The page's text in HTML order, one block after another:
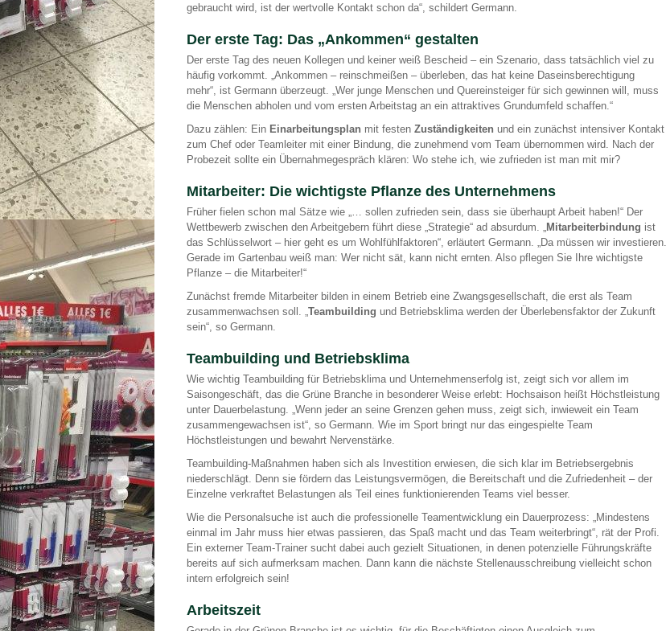
gebraucht wird, ist der wertvolle Kontakt schon da“, schildert Germann.
Der erste Tag: Das „Ankommen“ gestalten
Der erste Tag des neuen Kollegen und keiner weiß Bescheid – ein Szenario, dass tatsächlich viel zu
häufig vorkommt. „Ankommen – reinschmeißen – überleben, das hat keine Daseinsberechtigung
mehr“, ist Germann überzeugt. „Wer junge Menschen und Quereinsteiger für sich gewinnen will, muss
die Menschen abholen und vom ersten Arbeitstag an ein attraktives Grundumfeld schaffen.“
Dazu zählen: Ein Einarbeitungsplan mit festen Zuständigkeiten und ein zunächst intensiver Kontakt
zum Chef oder Teamleiter mit einer Bindung, die zunehmend vom Team übernommen wird. Nach der
Probezeit sollte ein Übernahmegespräch klären: Wo stehe ich, wie zufrieden ist man mit mir?
Mitarbeiter: Die wichtigste Pflanze des Unternehmens
Früher fielen schon mal Sätze wie „… sollen zufrieden sein, dass sie überhaupt Arbeit haben!“ Der
Wettbewerb zwischen den Arbeitgebern führt diese „Strategie“ ad absurdum. „
Mitarbeiterbindung ist
das Schlüsselwort – hier geht es um Wohlfühlfaktoren“, erläutert Germann. „Da müssen wir investieren.
Gerade im Gartenbau weiß man: Wer nicht sät, kann nicht ernten. Also pflegen Sie Ihre wichtigste
Pflanze – die Mitarbeiter!“
Zunächst fremde Mitarbeiter bilden in einem Betrieb eine Zwangsgesellschaft, die erst als Team
zusammenwachsen soll. „ Teambuilding und Betriebsklima werden der Überlebensfaktor der Zukunft
sein“, so Germann.
Teambuilding und Betriebsklima
Wie wichtig Teambuilding für Betriebsklima und Unternehmenserfolg ist, zeigt sich vor allem im
Saisongeschäft, das die Grüne Branche in besonderer Weise erlebt: Hochsaison heißt Höchstleistung
unter Dauerbelastung. „Wenn jeder an seine Grenzen gehen muss, zeigt sich, inwieweit ein Team
zusammengewachsen ist“, so Germann. Wie im Sport bringt nur das eingespielte Team
Höchstleistungen und bewahrt Nervenstärke.
Teambuilding-Maßnahmen haben sich als Investition erwiesen, die sich klar im Betriebsergebnis
niederschlägt. Denn sie fördern das Leistungsvermögen, die Bereitschaft und die Zufriedenheit – der
Einzelne verkraftet Belastungen als Teil eines funktionierenden Teams viel besser.
Wie die Personalsuche ist auch die professionelle Teamentwicklung ein Dauerprozess: „Mindestens
einmal im Jahr muss hier etwas passieren, das Spaß macht und das Team weiterbringt“, rät der Profi.
Ein externer Team-Trainer sucht dabei auch gezielt Situationen, in denen potenzielle Führungskräfte
bereits auf sich aufmerksam machen. Dann kann die nächste Stellenausschreibung vielleicht schon
intern erfolgreich sein!
Arbeitszeit